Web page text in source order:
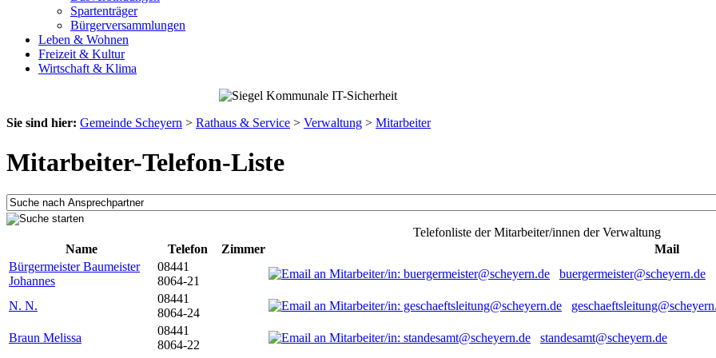
Spartenträger
Bürgerversammlungen
Leben & Wohnen
Freizeit & Kultur
Wirtschaft & Klima
Sie sind hier: Gemeinde Scheyern > Rathaus & Service > Verwaltung > Mitarbeiter
Mitarbeiter-Telefon-Liste
Telefonliste der Mitarbeiter/innen der Verwaltung
Name
Telefon Zimmer
Mail
Bürgermeister Baumeister
Johannes
08441
8064-21
buergermeister@scheyern.de
N. N.
08441
8064-24
Braun Melissa
08441
8064-22
standesamt@scheyern.de